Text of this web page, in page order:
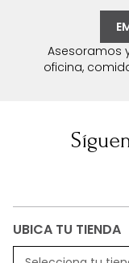
Asesoramos
oficina,
UBICA TU TIENDA